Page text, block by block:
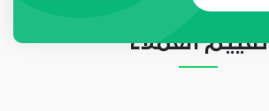
تقييم العملاء